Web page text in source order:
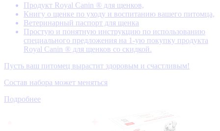
Продукт Royal Canin ® для щенков,
Книгу о щенке по уходу и воспитанию вашего питомца,
Ветеринарный паспорт для щенка
Простую и понятную инструкцию по использованию
специального предложения на 1-ую покупку продукта
Royal Canin ® для щенков со скидкой.
Пусть ваш питомец вырастит здоровым и счастливым!
Состав набора может меняться
Подробнее